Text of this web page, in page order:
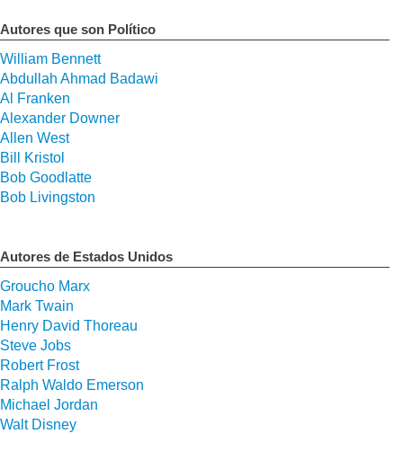
Autores que son Político
William Bennett
Abdullah Ahmad Badawi
Al Franken
Alexander Downer
Allen West
Bill Kristol
Bob Goodlatte
Bob Livingston
Autores de Estados Unidos
Groucho Marx
Mark Twain
Henry David Thoreau
Steve Jobs
Robert Frost
Ralph Waldo Emerson
Michael Jordan
Walt Disney